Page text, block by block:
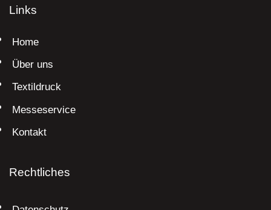
Links
Home
Über uns
Textildruck
Messeservice
Kontakt
Rechtliches